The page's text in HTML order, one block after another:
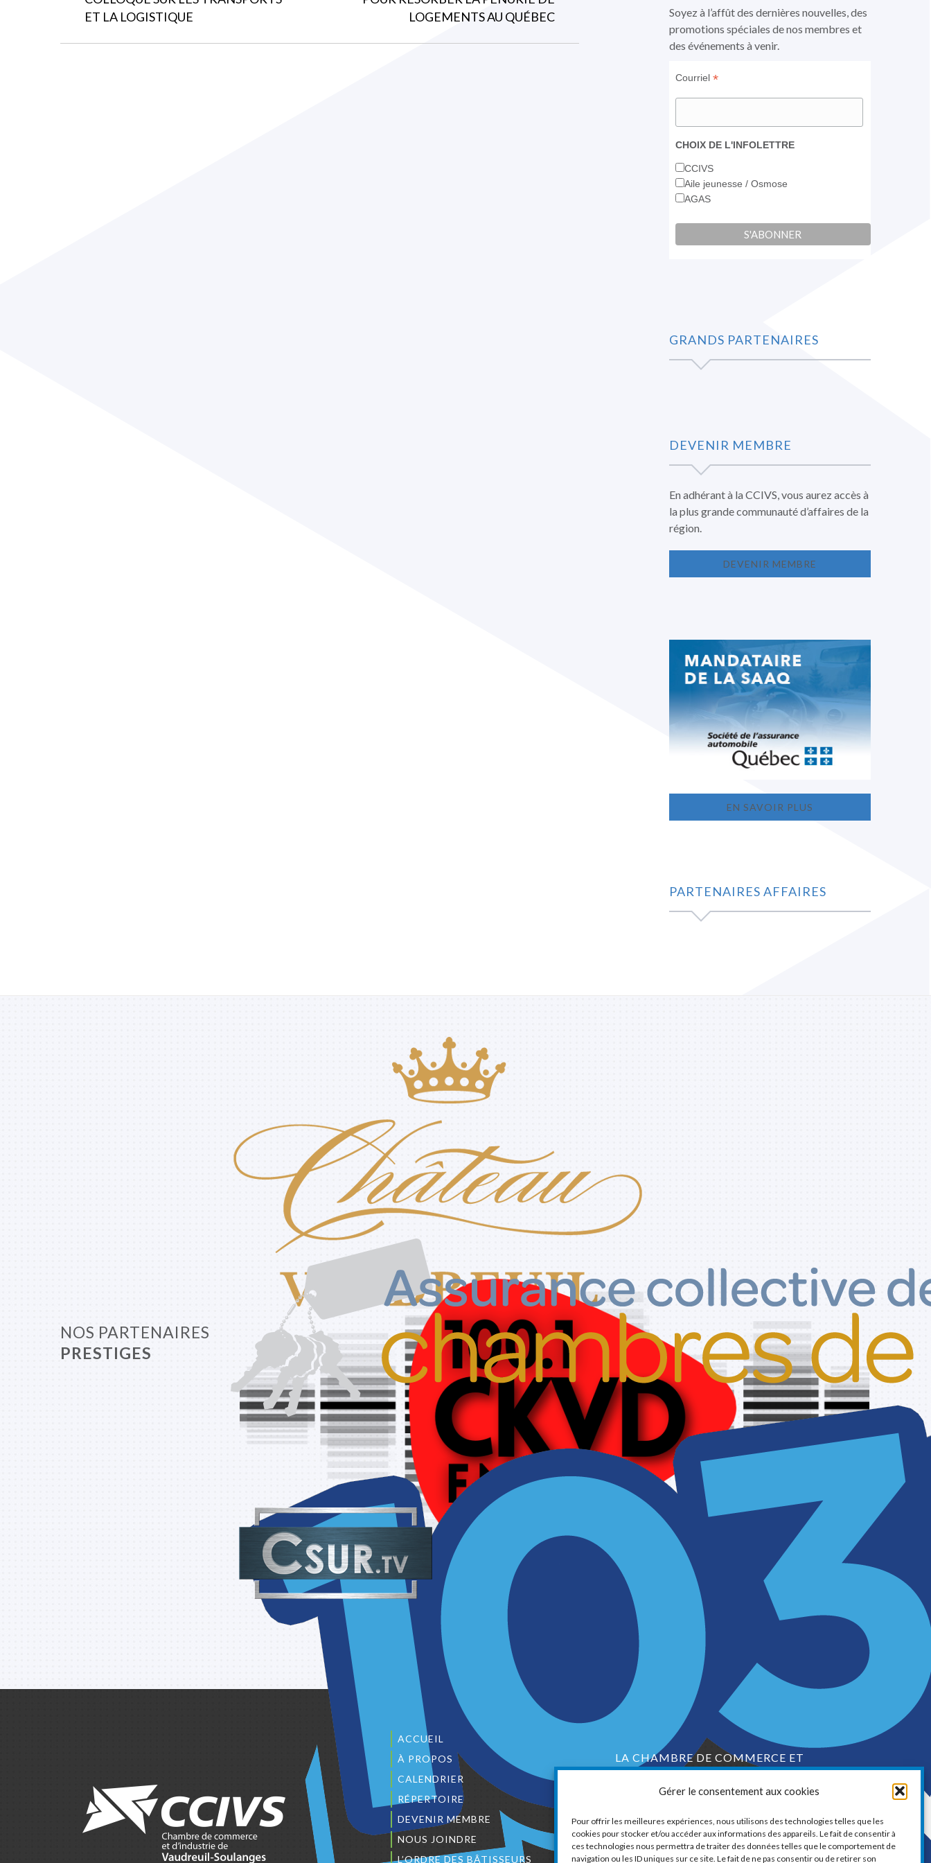
Gérer le consentement aux cookies
Pour offrir les meilleures expériences, nous utilisons des technologies telles que les
cookies pour stocker et/ou accéder aux informations des appareils. Le fait de consentir à
ces technologies nous permettra de traiter des données telles que le comportement de
navigation ou les ID uniques sur ce site. Le fait de ne pas consentir ou de retirer son
précédent
ET LA LOGISTIQUE
LOGEMENTS AU QUÉBEC
fenêtrefenêtre
Soyez à l’affût des dernières nouvelles, des
promotions spéciales de nos membres et
des événements à venir.
Courriel *
CHOIX DE L'INFOLETTRE
CCIVS
Aile jeunesse / Osmose
AGAS
GRANDS PARTENAIRES
DEVENIR MEMBRE
En adhérant à la CCIVS, vous aurez accès à
la plus grande communauté d’affaires de la
région.
DEVENIR MEMBRE
EN SAVOIR PLUS
PARTENAIRES AFFAIRES
NOS PARTENAIRES
PRESTIGES
ACCUEIL
À PROPOS
CALENDRIER
RÉPERTOIRE
DEVENIR MEMBRE
NOUS JOINDRE
L’ORDRE DES BÂTISSEURS
LA CHAMBRE DE COMMERCE ET
D’INDUSTRIE DE VAUDREUIL-SOULANGES
11, boul. de la Cité-des-Jeunes, Suite 201
J7V 0N3
Téléphone :450 424-6886